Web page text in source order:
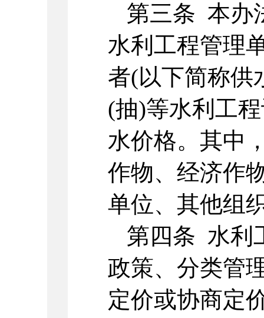
第三条 本办
水利工程管理
者(以下简称供
(抽)等水利工
水价格。其中
作物、经济作
单位、其他组
第四条 水利
政策、分类管
定价或协商定